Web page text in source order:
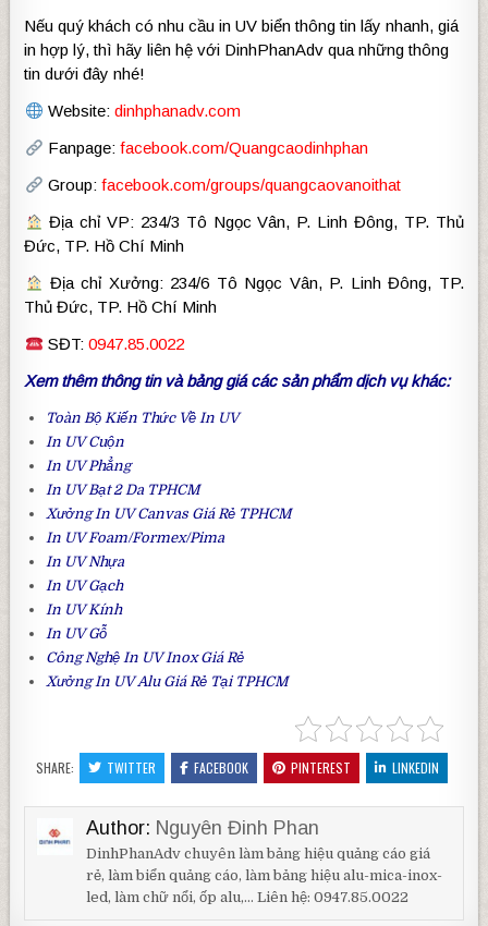
Nếu quý khách có nhu cầu in UV biển thông tin lấy nhanh, giá
in hợp lý, thì hãy liên hệ với DinhPhanAdv qua những thông
tin dưới đây nhé!
Website: dinhphanadv.com
Fanpage: facebook.com/Quangcaodinhphan
Group: facebook.com/groups/quangcaovanoithat
Địa chỉ VP: 234/3 Tô Ngọc Vân, P. Linh Đông, TP. Thủ
Đức, TP. Hồ Chí Minh
Địa chỉ Xưởng: 234/6 Tô Ngọc Vân, P. Linh Đông, TP.
Thủ Đức, TP. Hồ Chí Minh
SĐT: 0947.85.0022
Xem thêm thông tin và bảng giá các sản phẩm dịch vụ khác:
Toàn Bộ Kiến Thức VềIn UV
In UV Cuộn
In UV Phẳng
In UV Bạt 2 Da TPHCM
XưởngIn UV Canvas Giá Rẻ TPHCM
In UV Foam/Formex/Pima
In UV Nhựa
In UV Gạch
In UV Kính
In UV Gỗ
Công NghệIn UV InoxGiá Rẻ
XưởngIn UV AluGiá Rẻ Tại TPHCM
SHARE: TWITTER FACEBOOK PINTEREST LINKEDIN
Author: Nguyên Đinh Phan
DinhPhanAdv chuyên làm bảng hiệu quảng cáo giá
rẻ, làm biển quảng cáo, làm bảng hiệu alu-mica-inox-
led, làm chữ nổi, ốp alu,... Liên hệ: 0947.85.0022